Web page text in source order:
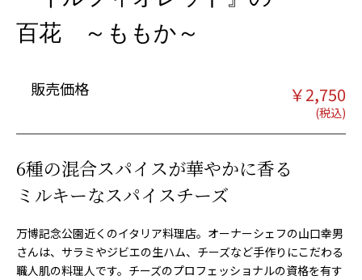
百花 ～ももか～
販売価格 ￥2,750
6種の混合スパイスが華やかに香る
ミルキーなスパイスチーズ
万博記念公園近くのイタリア料理店。オーナーシェフの山口幸男
さんは、サラミやジビエの生ハム、チーズなど手作りにこだわる
職人肌の料理人です。チーズのプロフェッショナルの資格を有す